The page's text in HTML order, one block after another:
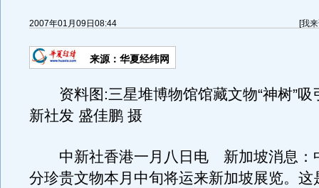
2007年01月09日08:44 [我
来源：华夏经纬网
资料图:三星堆博物馆馆藏文物“神树”吸
新社发 盛佳鹏 摄
中新社香港一月八日电 新加坡消息：
分珍贵文物本月中旬将运来新加坡展览。这